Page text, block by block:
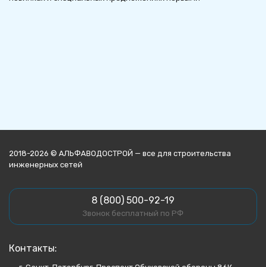
2018-2026 © АЛЬФАВОДОСТРОЙ — все для строительства
инженерных сетей
8 (800) 500-92-19
Звонок бесплатный по РФ
Контакты: